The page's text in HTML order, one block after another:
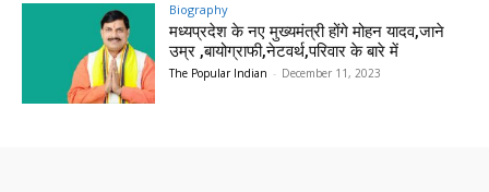
Biography
मध्यप्रदेश के नए मुख्यमंत्री होंगे मोहन यादव,जाने
उम्र ,बायोग्राफी,नेटवर्थ,परिवार के बारे में
The Popular Indian - December 11, 2023